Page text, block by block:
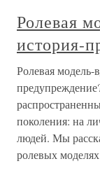
Ролевая
история-
Ролевая модель-
поколения: на
людей. Мы
ролевых